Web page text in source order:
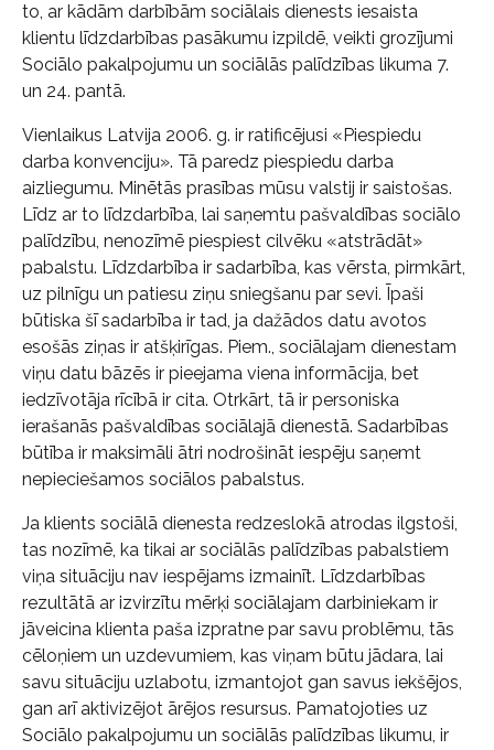
to, ar kādām darbībām sociālais dienests iesaista
klientu līdzdarbības pasākumu izpildē, veikti grozījumi
Sociālo pakalpojumu un sociālās palīdzības likuma 7.
un 24. pantā.
Vienlaikus Latvija 2006. g. ir ratificējusi «Piespiedu
darba konvenciju». Tā paredz piespiedu darba
aizliegumu. Minētās prasības mūsu valstij ir saistošas.
Līdz ar to līdzdarbība, lai saņemtu pašvaldības sociālo
palīdzību, nenozīmē piespiest cilvēku «atstrādāt»
pabalstu. Līdzdarbība ir sadarbība, kas vērsta, pirmkārt,
uz pilnīgu un patiesu ziņu sniegšanu par sevi. Īpaši
būtiska šī sadarbība ir tad, ja dažādos datu avotos
esošās ziņas ir atšķirīgas. Piem., sociālajam dienestam
viņu datu bāzēs ir pieejama viena informācija, bet
iedzīvotāja rīcībā ir cita. Otrkārt, tā ir personiska
ierašanās pašvaldības sociālajā dienestā. Sadarbības
būtība ir maksimāli ātri nodrošināt iespēju saņemt
nepieciešamos sociālos pabalstus.
Ja klients sociālā dienesta redzeslokā atrodas ilgstoši,
tas nozīmē, ka tikai ar sociālās palīdzības pabalstiem
viņa situāciju nav iespējams izmainīt. Līdzdarbības
rezultātā ar izvirzītu mērķi sociālajam darbiniekam ir
jāveicina klienta paša izpratne par savu problēmu, tās
cēloņiem un uzdevumiem, kas viņam būtu jādara, lai
savu situāciju uzlabotu, izmantojot gan savus iekšējos,
gan arī aktivizējot ārējos resursus. Pamatojoties uz
Sociālo pakalpojumu un sociālās palīdzības likumu, ir